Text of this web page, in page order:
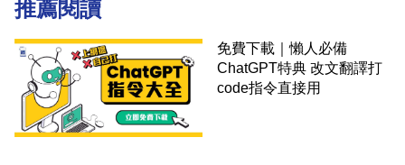
推薦閱讀
免費下載｜懶人必備
ChatGPT特典 改文翻譯打
code指令直接用